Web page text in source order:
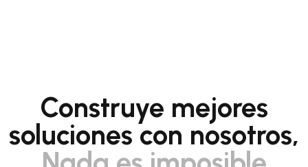
Construye mejores
soluciones con nosotros,